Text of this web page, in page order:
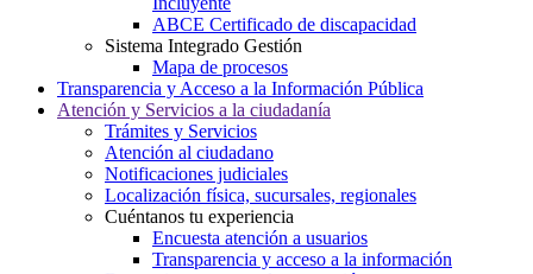
ABCE Certificado de discapacidad
Sistema Integrado Gestión
Mapa de procesos
Transparencia y Acceso a la Información Pública
Atención y Servicios a la ciudadanía
Trámites y Servicios
Atención al ciudadano
Notificaciones judiciales
Localización física, sucursales, regionales
Cuéntanos tu experiencia
Encuesta atención a usuarios
Transparencia y acceso a la información